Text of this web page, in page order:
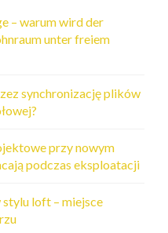
– warum wird der
unter freiem
synchronizację plików
przy nowym
podczas eksploatacji
loft – miejsce